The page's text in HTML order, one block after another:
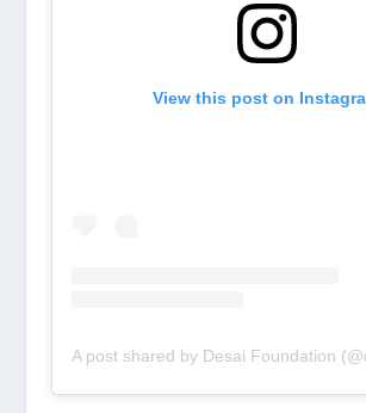
View this post on